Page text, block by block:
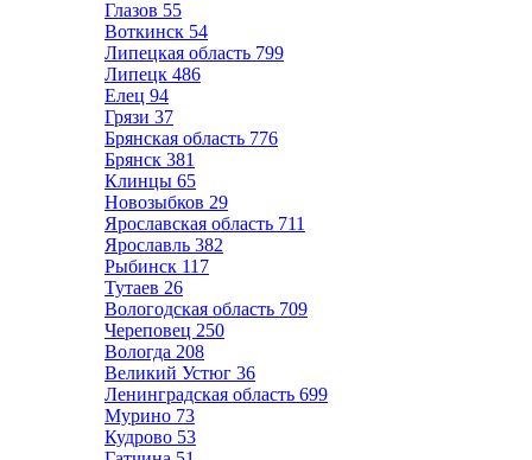
Глазов 55
Воткинск 54
Липецкая область 799
Липецк 486
Елец 94
Грязи 37
Брянская область 776
Брянск 381
Клинцы 65
Новозыбков 29
Ярославская область 711
Ярославль 382
Рыбинск 117
Тутаев 26
Вологодская область 709
Череповец 250
Вологда 208
Великий Устюг 36
Ленинградская область 699
Мурино 73
Кудрово 53